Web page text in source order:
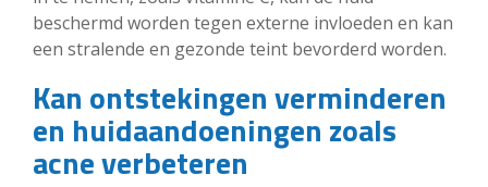
beschermd worden tegen externe invloeden en kan
een stralende en gezonde teint bevorderd worden.
Kan ontstekingen verminderen
en huidaandoeningen zoals
acne verbeteren